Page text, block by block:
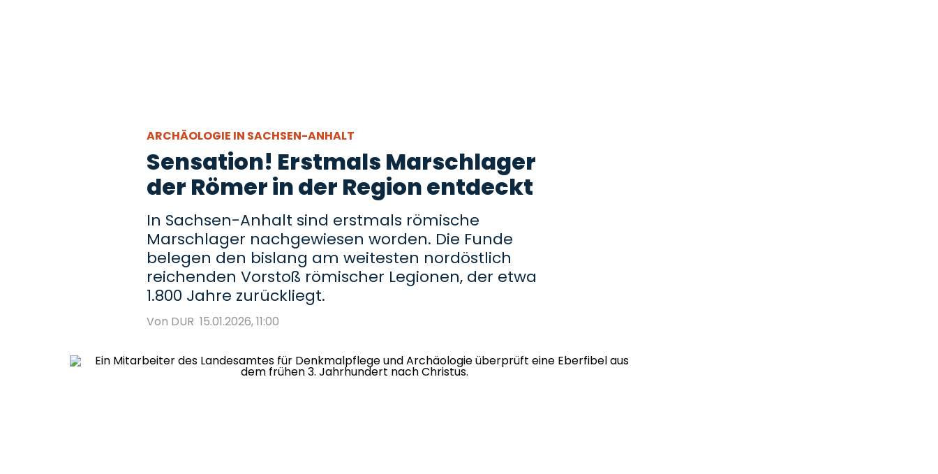
ARCHÄOLOGIE IN SACHSEN-ANHALT
Sensation! Erstmals Marschlager
der Römer in der Region entdeckt
In Sachsen-Anhalt sind erstmals römische
Marschlager nachgewiesen worden. Die Funde
belegen den bislang am weitesten nordöstlich
reichenden Vorstoß römischer Legionen, der etwa
1.800 Jahre zurückliegt.
Von DUR 15.01.2026, 11:00